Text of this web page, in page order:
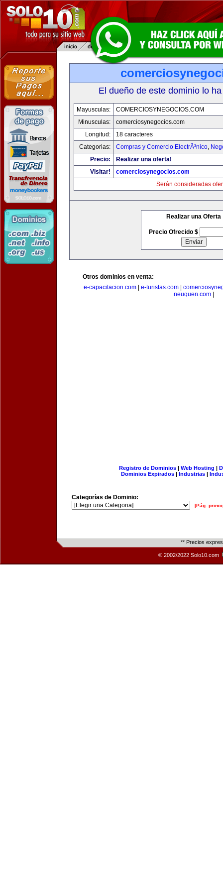
El dueño de este dominio lo
Mayusculas:
COMERCIOSYNEGOCIOS.COM
Minusculas:
comerciosynegocios.com
Longitud:
18 caracteres
Categorias:
Compras y Comercio ElectrÃ³nico,
Precio:
Realizar una oferta!
Visitar!
comerciosynegocios.com
Serán consideradas
Realizar una Oferta
Precio Ofrecido $
Otros dominios en venta:
e-capacitacion.com
e-turistas.com
neuquen.com|
Registro de Dominios| Web Hosting |
Dominios Expirados | Industrias |
Categorías de Dominio:
[Pág.
** Precios
© 2002/2022 Solo10.com